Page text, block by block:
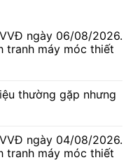
ngày 06/08/2026.
tranh máy móc thiết
thường gặp nhưng
ngày 04/08/2026.
tranh máy móc thiết